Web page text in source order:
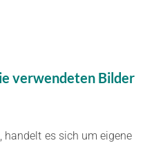
verwendeten Bilder
handelt es sich um eigene